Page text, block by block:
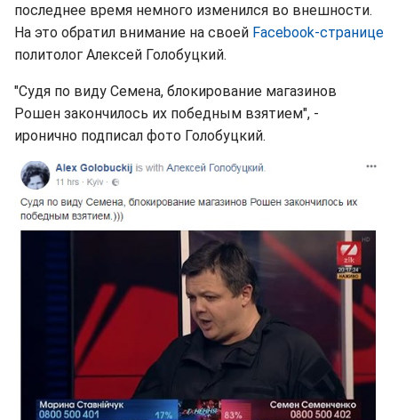
последнее время немного изменился во внешности.
На это обратил внимание на своей Facebook-странице
политолог Алексей Голобуцкий.
"Судя по виду Семена, блокирование магазинов
Рошен закончилось их победным взятием", -
иронично подписал фото Голобуцкий.